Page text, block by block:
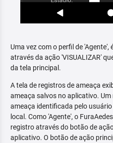
Uma vez com o perfil de 'Agente',
através da ação 'VISUALIZAR'
da tela principal.
A tela de registros de ameaça
ameaça salvos no aplicativo.
ameaça identificada pelo
local. Como 'Agente', o
registro através do botão de
aplicativo. O botão de ação